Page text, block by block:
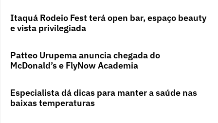
Itaquá Rodeio Fest terá open bar, espaço beauty
e vista privilegiada
Patteo Urupema anuncia chegada do
McDonald’s e FlyNow Academia
Especialista dá dicas para manter a saúde nas
baixas temperaturas